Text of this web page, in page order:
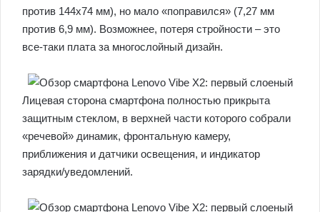
против 144х74 мм), но мало «поправился» (7,27 мм
против 6,9 мм). Возможнее, потеря стройности – это
все-таки плата за многослойный дизайн.
Лицевая сторона смартфона полностью прикрыта
защитным стеклом, в верхней части которого собрали
«речевой» динамик, фронтальную камеру,
приближения и датчики освещения, и индикатор
зарядки/уведомлений.